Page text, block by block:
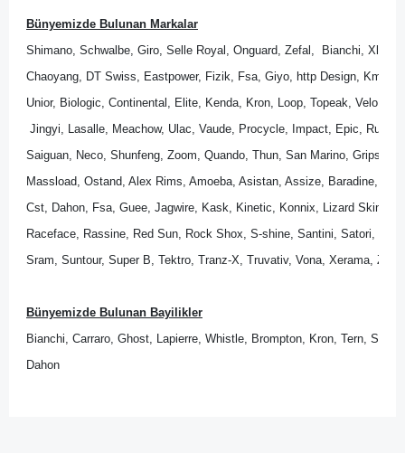
Bünyemizde Bulunan Markalar
Shimano, Schwalbe, Giro, Selle Royal, Onguard, Zefal,  Bianchi, Xlc,
Chaoyang, DT Swiss, Eastpower, Fizik, Fsa, Giyo, http Design, Kmc,
Unior, Biologic, Continental, Elite, Kenda, Kron, Loop, Topeak, Velo,
Jingyi, Lasalle, Meachow, Ulac, Vaude, Procycle, Impact, Epic,
Saiguan, Neco, Shunfeng, Zoom, Quando, Thun, San Marino,
Massload, Ostand, Alex Rims, Amoeba, Asistan, Assize, Baradine,
Cst, Dahon, Fsa, Guee, Jagwire, Kask, Kinetic, Konnix, Lizard Skins,
Raceface, Rassine, Red Sun, Rock Shox, S-shine, Santini, Satori,
Sram, Suntour, Super B, Tektro, Tranz-X, Truvativ, Vona, Xerama,
Bünyemizde Bulunan Bayilikler
Bianchi, Carraro, Ghost, Lapierre, Whistle, Brompton, Kron, Tern,
Dahon